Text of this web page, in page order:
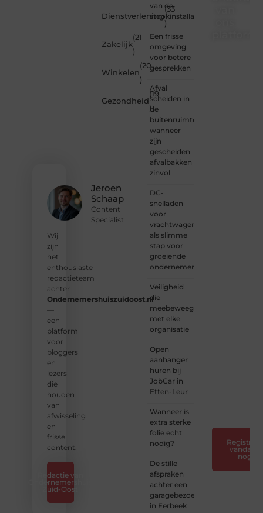
Jeroen
Schaap
Content
Specialist
Wij
zijn
het
enthousiaste
redactieteam
achter
Ondernemershuiszuidoost.nl
—
een
platform
voor
bloggers
en
lezers
die
houden
van
afwisseling
en
frisse
content.
Redactie van
Ondernemershuis
Zuid-Oost
Dienstverlening
(33
)
Zakelijk
(21
)
Winkelen
(20
)
Gezondheid
(19
)
van de
stookinstallatie
Een frisse
omgeving
voor betere
gesprekken
Afval
scheiden in
de
buitenruimte:
wanneer
zijn
gescheiden
afvalbakken
zinvol
DC-
snelladen
voor
vrachtwagens
als slimme
stap voor
groeiende
ondernemers
Veiligheid
die
meebeweegt
met elke
organisatie
Open
aanhanger
huren bij
JobCar in
Etten-Leur
Wanneer is
extra sterke
folie echt
nodig?
De stille
afspraken
achter een
garagebezoek
in Eerbeek
Registreer
vandaag
nog